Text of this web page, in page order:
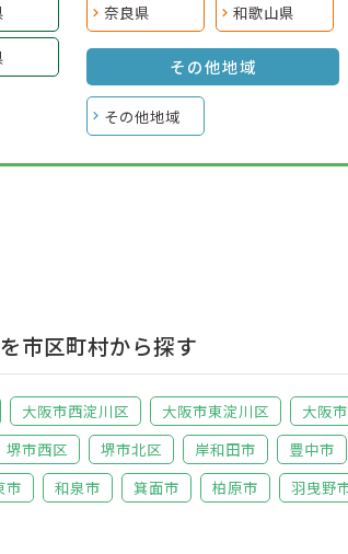
奈良県 和歌山県
その他地域
その他地域
市区町村から探す
大阪市西淀川区 大阪市東淀川区 大阪
堺市西区 堺市北区 岸和田市 豊中市
市 和泉市 箕面市 柏原市 羽曳野